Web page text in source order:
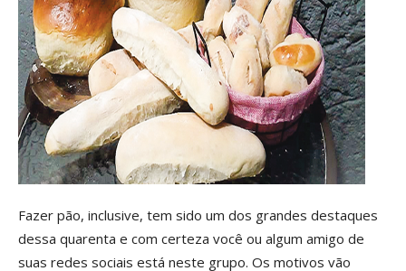
Fazer pão, inclusive, tem sido um dos grandes destaques
dessa quarenta e com certeza você ou algum amigo de
suas redes sociais está neste grupo. Os motivos vão